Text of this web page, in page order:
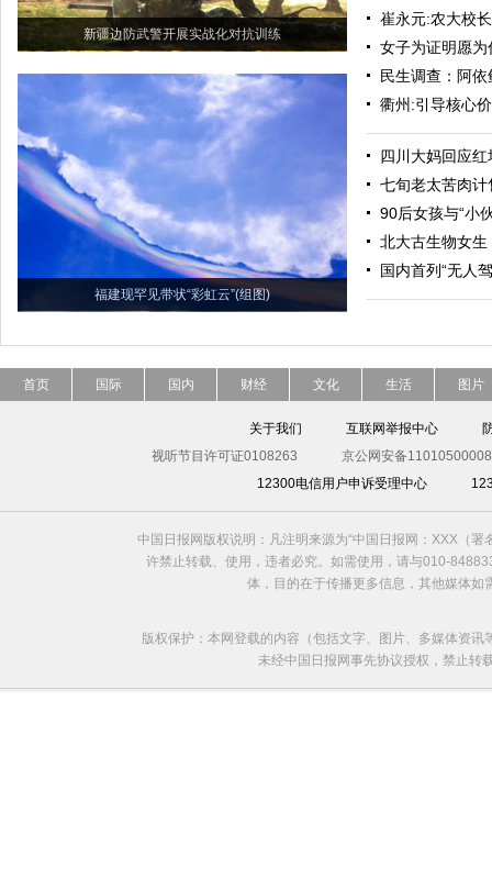
新疆边防武警开展实战化对抗训练
福建现罕见带状“彩虹云”(组图)
崔永元:农大校
女子为证明愿
民生调查：阿
衢州:引导核心
四川大妈回应
七旬老太苦肉
90后女孩与“小
北大古生物女
国内首列“无人
首页 国际 国内 财经 文化 生活 图片
关于我们 互联网举报中心
视听节目许可证0108263
京公网安备
12300电信用户申诉受理中心
中国日报网版权说明：凡注明来源为“中国日报网：XXX（
许禁止转载、使用，违者必究。如需使用，请与010-
体，目的在于传播更多信息，其他媒体
版权保护：本网登载的内容（包括文字、图片、多媒体资
未经中国日报网事先协议授权，禁止转